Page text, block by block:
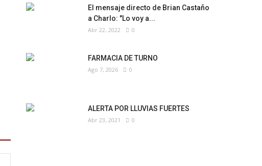
El mensaje directo de Brian Castaño
a Charlo: "Lo voy a...
Abr 22, 2022 0
FARMACIA DE TURNO
Ago 7, 2026 0
ALERTA POR LLUVIAS FUERTES
Abr 23, 2021 0